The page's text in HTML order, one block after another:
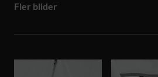
Fler bilder